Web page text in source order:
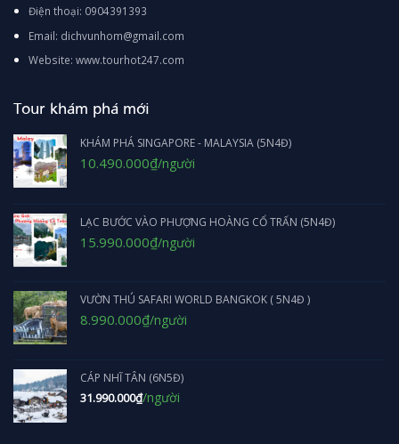
Điện thoại: 0904391393
Email: dichvunhom@gmail.com
Website: www.tourhot247.com
Tour khám phá mới
KHÁM PHÁ SINGAPORE - MALAYSIA (5N4Đ)
Giá
10.490.000₫Giá
hiện
10.490.000₫.
/người
LẠC BƯỚC VÀO PHƯỢNG HOÀNG CỔ TRẤN (5N4Đ)
Giá
15.990.000₫Giá
hiện
15.990.000₫.
/người
VƯỜN THÚ SAFARI WORLD BANGKOK ( 5N4Đ )
Giá
8.990.000₫Giá
hiện
8.990.000₫.
/người
CÁP NHĨ TÂN (6N5Đ)
31.990.000₫/người